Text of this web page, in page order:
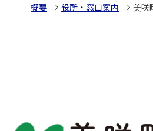
概要
役所・窓口案内 美咲